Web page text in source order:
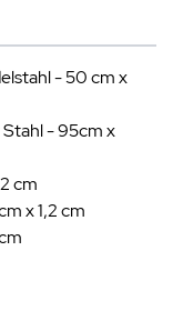
- 50 cm x
- 95cm x
cm
x 1,2 cm